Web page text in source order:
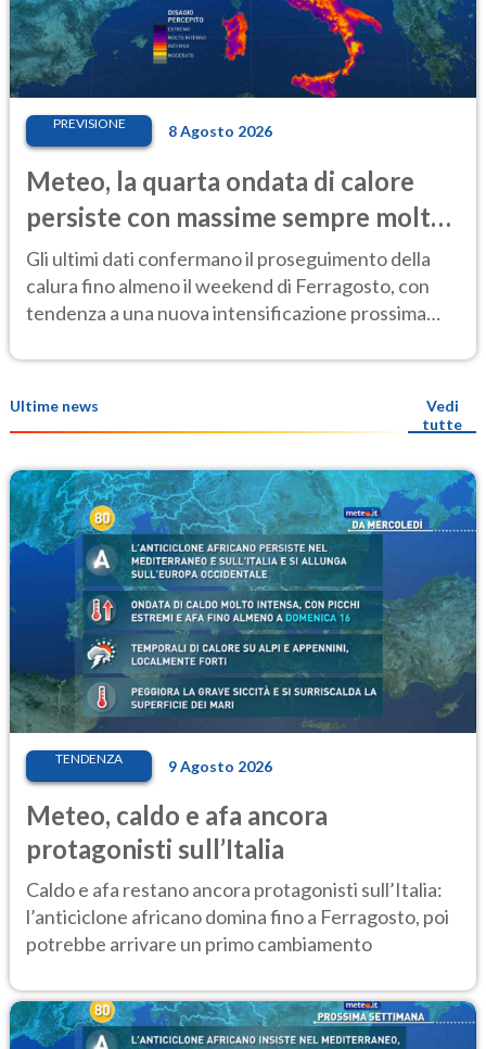
PREVISIONE 8 Agosto 2026
Meteo, la quarta ondata di calore
persiste con massime sempre molto
elevate
Gli ultimi dati confermano il proseguimento della
calura fino almeno il weekend di Ferragosto, con
tendenza a una nuova intensificazione prossima
Ultime news
Vedi
tutte
TENDENZA 9 Agosto 2026
Meteo, caldo e afa ancora
protagonisti sull’Italia
Caldo e afa restano ancora protagonisti sull’Italia:
l’anticiclone africano domina fino a Ferragosto, poi
potrebbe arrivare un primo cambiamento